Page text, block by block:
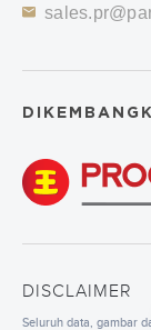
DISCLAIMER
Seluruh data, gambar